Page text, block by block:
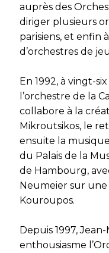
auprès des
diriger plusieurs
parisiens, et enfin
d’orchestres de
En 1992, à vingt-
l’orchestre de la
collabore à la
Mikroutsikos, le
ensuite la
du Palais de la
de Hambourg,
Neumeier sur
Kouroupos.
Depuis 1997,
enthousiasme